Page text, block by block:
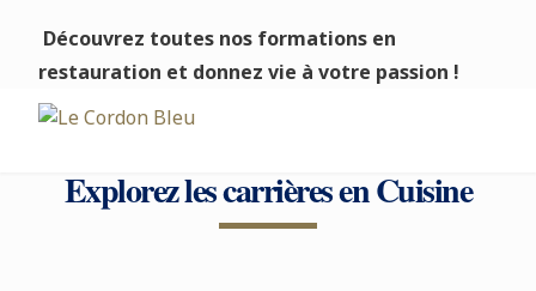
Découvrez toutes nos formations en
restauration et donnez vie à votre passion !
Explorez les carrières en Cuisine